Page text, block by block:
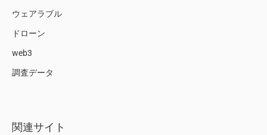
ウェアラブル
ドローン
web3
調査データ
関連サイト